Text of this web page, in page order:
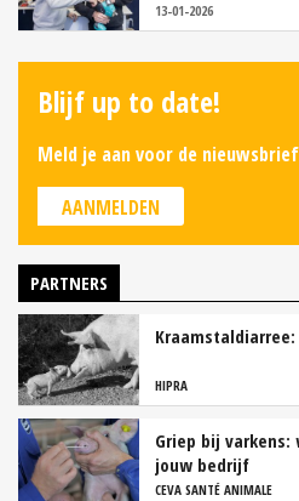
13-01-2026
Blijf up to date!
Meld je aan voor de
AANMELDEN
PARTNERS
HIPRA
Griep bij
jouw bedrijf
CEVA SANTÉ ANIMALE